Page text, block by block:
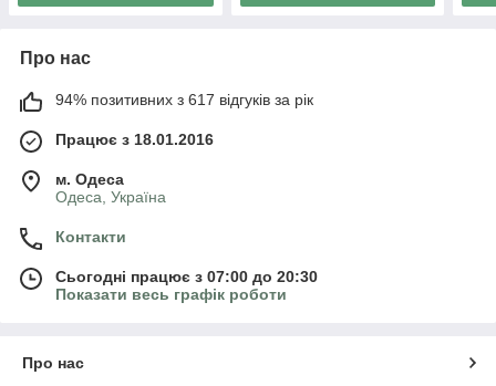
Про нас
94% позитивних з 617 відгуків за рік
Працює з 18.01.2016
м. Одеса
Одеса, Україна
Контакти
Сьогодні працює з 07:00 до 20:30
Показати весь графік роботи
Про нас